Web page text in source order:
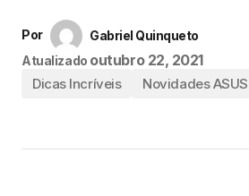
Por
Gabriel Quinqueto
Atualizado outubro 22, 2021
Dicas Incríveis Novidades ASUS